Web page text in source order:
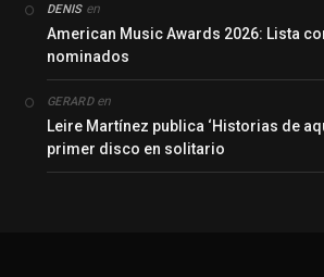
DENISen
American Music Awards 2026: Lista
nominados
GERARDen
Leire Martínez publica ‘Historias de
primer disco en solitario